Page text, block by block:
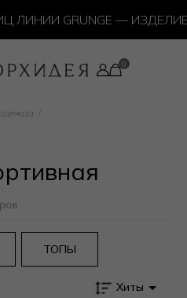
GRUNGE —
ТОПЫ
Хиты